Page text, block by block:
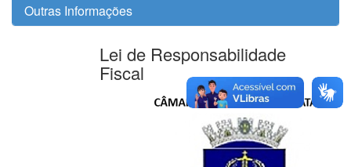
Outras Informações
Lei de Responsabilidade
Fiscal